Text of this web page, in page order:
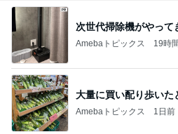
次世代掃除機がやって
Amebaトピックス 19時
大量に買い配り歩いた
Amebaトピックス 1日前